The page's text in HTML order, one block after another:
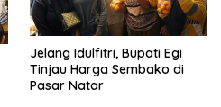
Jelang Idulfitri, Bupati Egi
Tinjau Harga Sembako di
Pasar Natar